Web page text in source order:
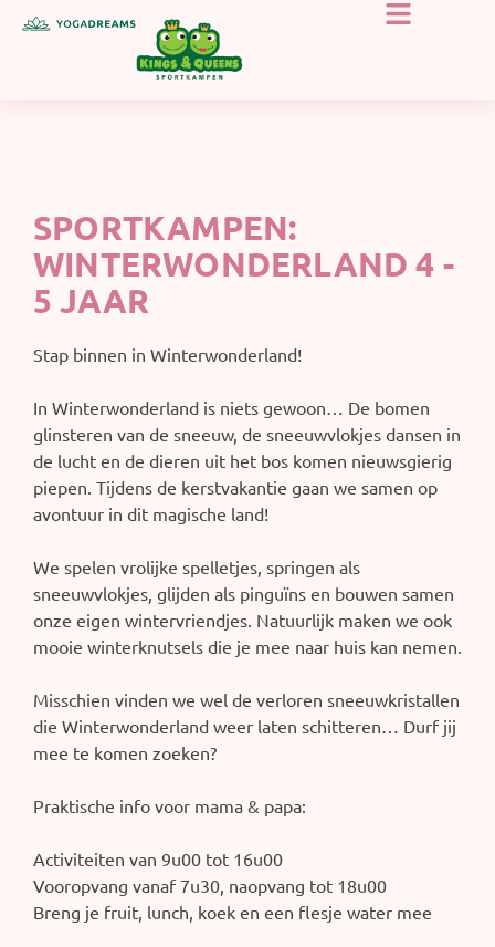
SPORTKAMPEN:
WINTERWONDERLAND 4 -
5 JAAR
Stap binnen in Winterwonderland!
In Winterwonderland is niets gewoon… De bomen
glinsteren van de sneeuw, de sneeuwvlokjes dansen in
de lucht en de dieren uit het bos komen nieuwsgierig
piepen. Tijdens de kerstvakantie gaan we samen op
avontuur in dit magische land!
We spelen vrolijke spelletjes, springen als
sneeuwvlokjes, glijden als pinguïns en bouwen samen
onze eigen wintervriendjes. Natuurlijk maken we ook
mooie winterknutsels die je mee naar huis kan nemen.
Misschien vinden we wel de verloren sneeuwkristallen
die Winterwonderland weer laten schitteren… Durf jij
mee te komen zoeken?
Praktische info voor mama & papa:
Activiteiten van 9u00 tot 16u00
Vooropvang vanaf 7u30, naopvang tot 18u00
Breng je fruit, lunch, koek en een flesje water mee